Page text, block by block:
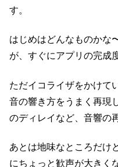
す。
はじめはどんなものかな
が、すぐにアプリの完成
ただイコライザをかけて
音の響き方をうまく再現
のディレイなど、音響の
あとは地味なところだけ
にちょっと歓声が大きく